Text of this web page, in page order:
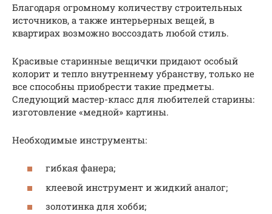
Благодаря огромному количеству строительных
источников, а также интерьерных вещей, в
квартирах возможно воссоздать любой стиль.
Красивые старинные вещички придают особый
колорит и тепло внутреннему убранству, только не
все способны приобрести такие предметы.
Следующий мастер-класс для любителей старины:
изготовление «медной» картины.
Необходимые инструменты:
гибкая фанера;
клеевой инструмент и жидкий аналог;
золотинка для хобби;